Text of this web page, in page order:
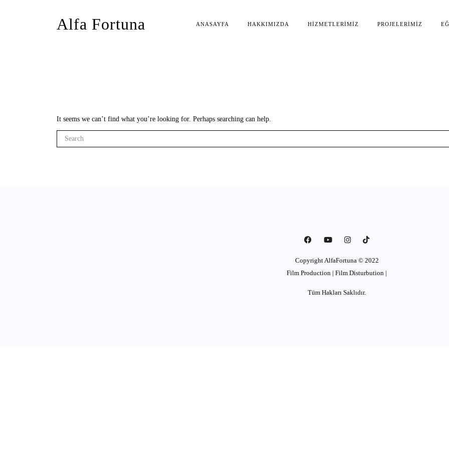
Alfa Fortuna ANASAYFA HAKKIMIZDA HIZMETLERIMIZ PROJELERIMIZ
It seems we can’t find what you’re looking for. Perhaps searching can help.
Copyright AlfaFortuna © 2022
Film Production | Film Disturbution |
Tüm Hakları Saklıdır.